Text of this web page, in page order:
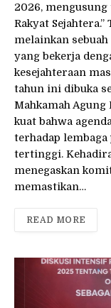
2026, mengusung
Rakyat
melainkan
yang bekerja
kesejahteraan
tahun ini dibuka
Mahkamah Agung
kuat bahwa
terhadap
tertinggi.
menegaskan
memastikan…
READ MORE